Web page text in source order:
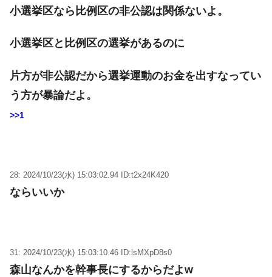
小選挙区なら比例区の非公認は関係ないよ。
小選挙区と比例区の選挙があるのに
片方が非公認だから選挙運動のお金を出すなってい
う方が暴論だよ。
>>1
28: 2024/10/23(水) 15:03:02.94 ID:t2x24K420
ならいいか
31: 2024/10/23(水) 15:03:10.46 ID:lsMXpD8s0
森山なんかを幹事長にするからだよw